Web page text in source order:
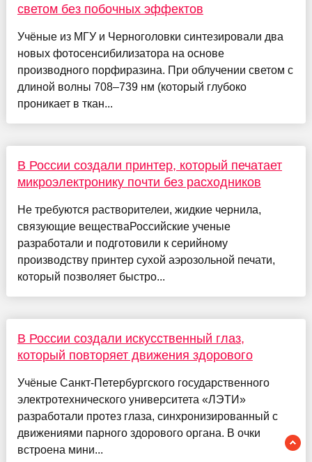
светом без побочных эффектов
Учёные из МГУ и Черноголовки синтезировали два
новых фотосенсибилизатора на основе
производного порфиразина. При облучении светом с
длиной волны 708–739 нм (который глубоко
проникает в ткан...
В России создали принтер, который печатает
микроэлектронику почти без расходников
Не требуются растворителеи, жидкие чернила,
связующие веществаРоссийские ученые
разработали и подготовили к серийному
производству принтер сухой аэрозольной печати,
который позволяет быстро...
В России создали искусственный глаз,
который повторяет движения здорового
Учёные Санкт-Петербургского государственного
электротехнического университета «ЛЭТИ»
разработали протез глаза, синхронизированный с
движениями парного здорового органа. В очки
встроена мини...